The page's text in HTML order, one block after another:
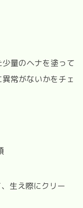
量のヘナを塗って
常がないかをチェ
生え際にクリー